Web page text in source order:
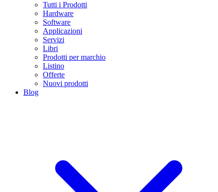
Tutti i Prodotti
Hardware
Software
Applicazioni
Servizi
Libri
Prodotti per marchio
Listino
Offerte
Nuovi prodotti
Blog